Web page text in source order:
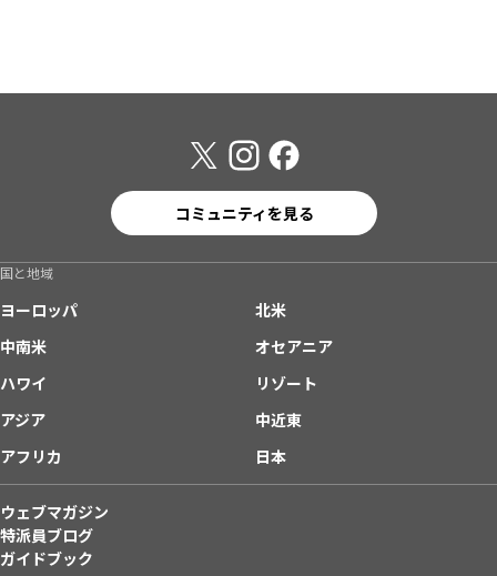
コミュニティを見る
国と地域
ヨーロッパ
北米
中南米
オセアニア
ハワイ
リゾート
アジア
中近東
アフリカ
日本
ウェブマガジン
特派員ブログ
ガイドブック